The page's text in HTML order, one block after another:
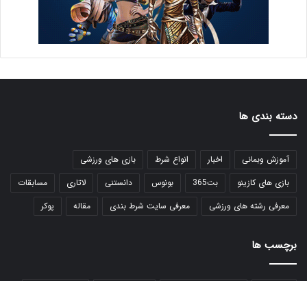
دسته بندی ها
آموزش وبمانی اخبار انواع شرط
بازی های ورزشی
بازی های کازینو
بت365 بونوس دانستنی لاتاری
مسابقات
معرفی رشته های ورزشی
معرفی سایت شرط بندی مقاله پوکر
برچسب ها